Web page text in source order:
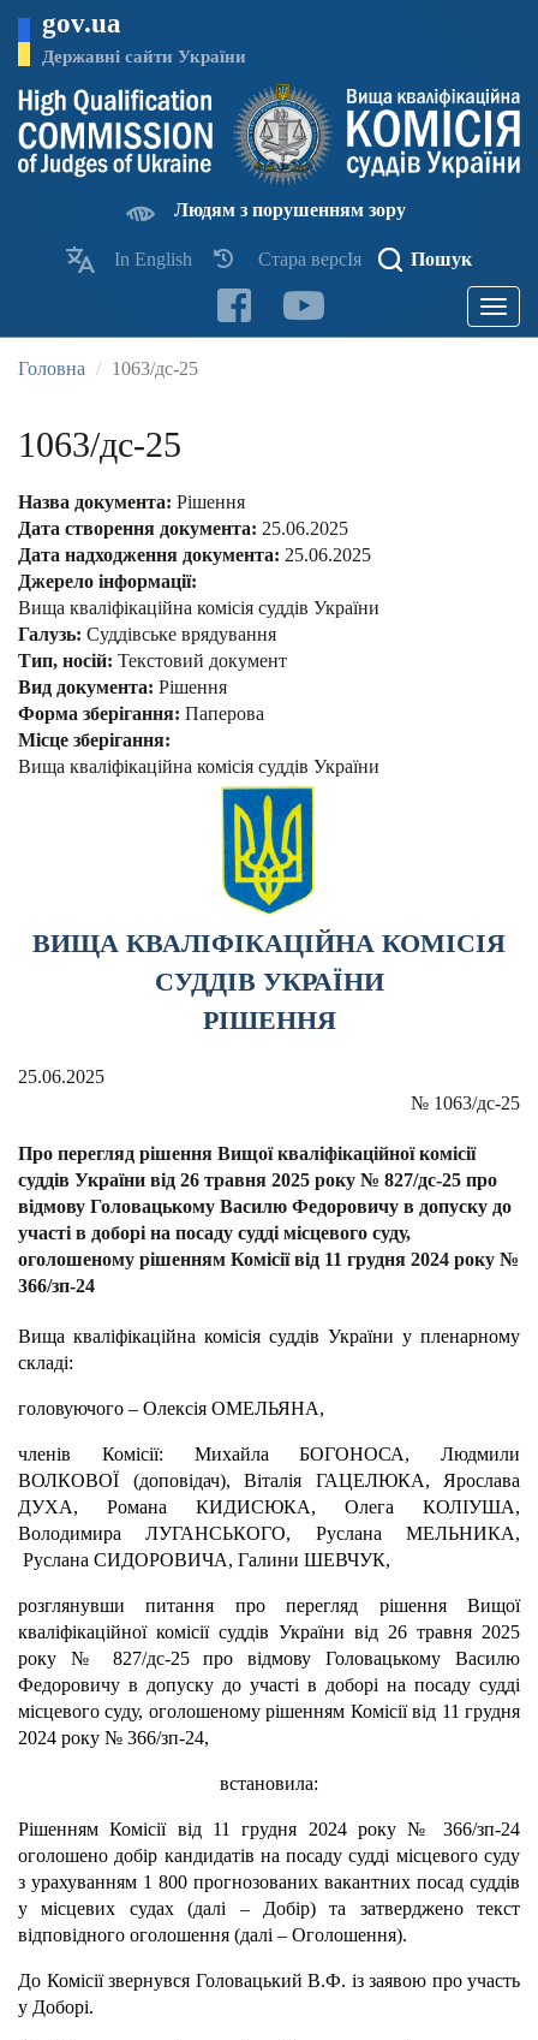
основного
матеріалу
gov.ua
Державні сайти України
Людям з порушенням зору
In English Стара версІя Пошук
Toggle
Головна 1063/дс-25
1063/дс-25
Назва документа: Рішення
Дата створення документа: 25.06.2025
Дата надходження документа: 25.06.2025
Джерело інформації:
Вища кваліфікаційна комісія суддів України
Галузь: Суддівське врядування
Тип, носій: Текстовий документ
Вид документа: Рішення
Форма зберігання: Паперова
Місце зберігання:
Вища кваліфікаційна комісія суддів України
ВИЩА КВАЛІФІКАЦІЙНА КОМІСІЯ
СУДДІВ УКРАЇНИ
РІШЕННЯ
25.06.2025
№ 1063/дс-25
Про перегляд рішення Вищої кваліфікаційної комісії
суддів України від 26 травня 2025 року № 827/дс-25 про
відмову Головацькому Василю Федоровичу в допуску до
участі в доборі на посаду судді місцевого суду,
оголошеному рішенням Комісії від 11 грудня 2024 року №
366/зп-24
Вища кваліфікаційна комісія суддів України у пленарному
складі:
головуючого – Олексія ОМЕЛЬЯНА,
членів Комісії: Михайла БОГОНОСА, Людмили
ВОЛКОВОЇ (доповідач), Віталія ГАЦЕЛЮКА, Ярослава
ДУХА, Романа КИДИСЮКА, Олега КОЛІУША,
Володимира ЛУГАНСЬКОГО, Руслана МЕЛЬНИКА,
Руслана СИДОРОВИЧА, Галини ШЕВЧУК,
розглянувши питання про перегляд рішення Вищої
кваліфікаційної комісії суддів України від 26 травня 2025
року № 827/дс-25 про відмову Головацькому Василю
Федоровичу в допуску до участі в доборі на посаду судді
місцевого суду, оголошеному рішенням Комісії від 11 грудня
2024 року № 366/зп-24,
встановила:
Рішенням Комісії від 11 грудня 2024 року № 366/зп-24
оголошено добір кандидатів на посаду судді місцевого суду
з урахуванням 1 800 прогнозованих вакантних посад суддів
у місцевих судах (далі – Добір) та затверджено текст
відповідного оголошення (далі – Оголошення).
До Комісії звернувся Головацький В.Ф. із заявою про участь
у Доборі.